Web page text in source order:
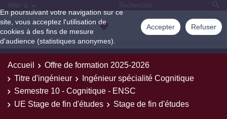
En poursuivant votre navigation sur ce
site, vous acceptez l'utilisation de
cookies à des fins de mesure
d'audience (statistiques anonymes).
Accepter Refuser
Aller à
Accueil
Offre de formation 2025-2026
Titre d'ingénieur
Ingénieur spécialité Cognitique
Semestre 10 - Cognitique - ENSC
UE Stage de fin d'études
Stage de fin d'études